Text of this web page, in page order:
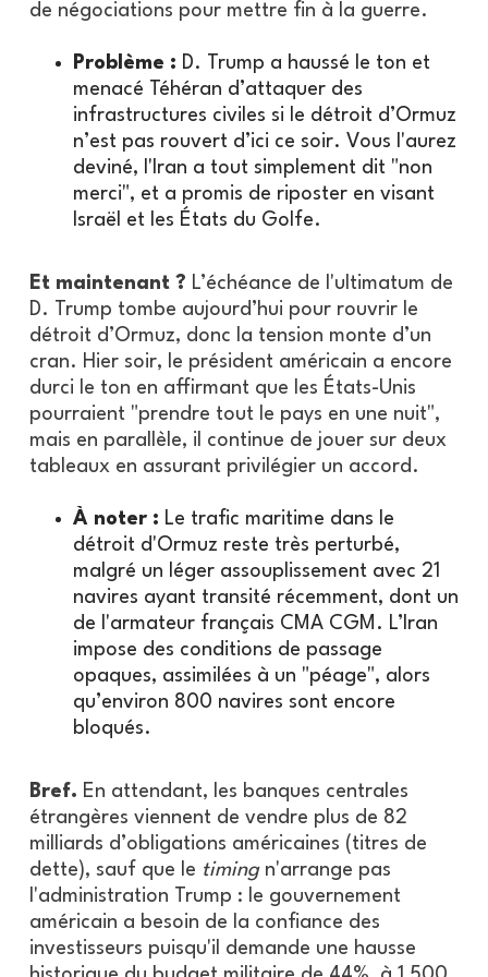
de négociations pour mettre fin à la guerre.
Problème : D. Trump a haussé le ton et
menacé Téhéran d’attaquer des
infrastructures civiles si le détroit d’Ormuz
n’est pas rouvert d’ici ce soir. Vous l'aurez
deviné, l'Iran a tout simplement dit "non
merci", et a promis de riposter en visant
Israël et les États du Golfe.
Et maintenant ? L’échéance de l'ultimatum de
D. Trump tombe aujourd’hui pour rouvrir le
détroit d’Ormuz, donc la tension monte d’un
cran. Hier soir, le président américain a encore
durci le ton en affirmant que les États-Unis
pourraient "prendre tout le pays en une nuit",
mais en parallèle, il continue de jouer sur deux
tableaux en assurant privilégier un accord.
À noter : Le trafic maritime dans le
détroit d'Ormuz reste très perturbé,
malgré un léger assouplissement avec 21
navires ayant transité récemment, dont un
de l'armateur français CMA CGM. L’Iran
impose des conditions de passage
opaques, assimilées à un "péage", alors
qu’environ 800 navires sont encore
bloqués.
Bref. En attendant, les banques centrales
étrangères viennent de vendre plus de 82
milliards d’obligations américaines (titres de
dette), sauf que le timingn'arrange pas
l'administration Trump : le gouvernement
américain a besoin de la confiance des
investisseurs puisqu'il demande une hausse